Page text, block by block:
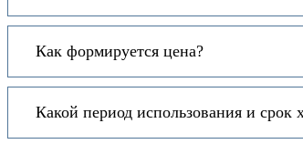
Как формируется цена?
Какой период использования и срок